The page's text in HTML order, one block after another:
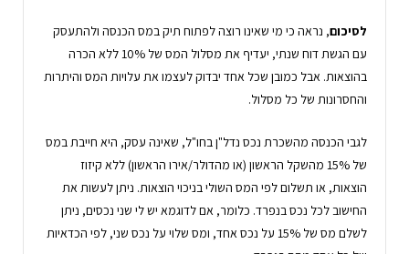
לסיכום, נראה כי מי שאינו רוצה לפתוח תיק במס הכנסה ולהתעסק
עם הגשת דוח שנתי, יעדיף את מסלול המס של 10% ללא הכרה
בהוצאות. אבל כמובן שכל אחד יבדוק לעצמו את עלויות המס והיתרות
והחסרונות של כל מסלול.
לגבי הכנסה מהשכרת נכס נדל"ן בחו"ל, שאינה עסק, היא חייבת במס
של 15% מהשקל הראשון (או מהדולר/אירו הראשון) ללא קיזוז
הוצאות, או תשלום לפי המס השולי בניכוי הוצאות. ניתן לעשות את
החישוב לכל נכס בנפרד. כלומר, אם לדוגמא יש לי שני נכסים, ניתן
לשלם מס של 15% על נכס אחד, ומס שלוי על נכס שני, לפי הכדאיות